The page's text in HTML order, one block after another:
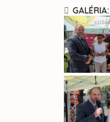
GALÉRIA: